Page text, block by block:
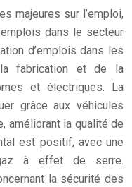
majeures sur l’emploi,
dans le secteur
d’emplois dans les
fabrication et de la
et électriques. La
grâce aux véhicules
améliorant la qualité de
est positif, avec une
à effet de serre.
la sécurité des